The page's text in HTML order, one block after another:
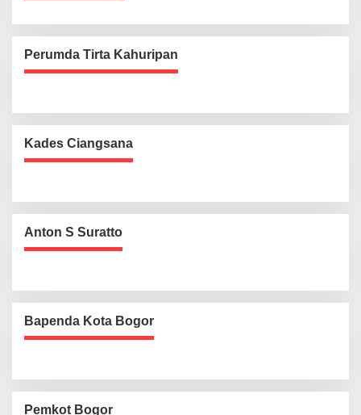
Perumda Tirta Kahuripan
Kades Ciangsana
Anton S Suratto
Bapenda Kota Bogor
Pemkot Bogor